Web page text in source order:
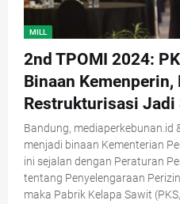
MILL
2nd TPOMI 2024:
Binaan Kemenperin,
Restrukturisasi Jadi
Bandung, mediaperkebunan.id
menjadi binaan Kementerian
ini sejalan dengan Peraturan
tentang Penyelengaraan
maka Pabrik Kelapa Sawit